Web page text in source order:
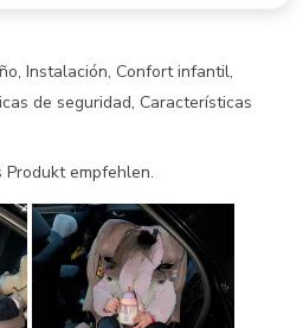
Instalación, Confort infantil,
de seguridad, Características
Produkt empfehlen.